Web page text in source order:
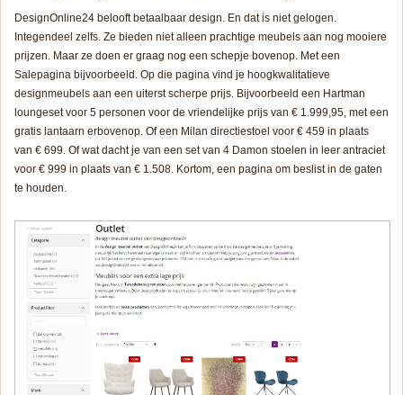
DesignOnline24 belooft betaalbaar design. En dat is niet gelogen.
Integendeel zelfs. Ze bieden niet alleen prachtige meubels aan nog mooiere
prijzen. Maar ze doen er graag nog een schepje bovenop. Met een
Salepagina bijvoorbeeld. Op die pagina vind je hoogkwalitatieve
designmeubels aan een uiterst scherpe prijs. Bijvoorbeeld een Hartman
loungeset voor 5 personen voor de vriendelijke prijs van € 1.999,95, met een
gratis lantaarn erbovenop. Of een Milan directiestoel voor € 459 in plaats
van € 699. Of wat dacht je van een set van 4 Damon stoelen in leer antraciet
voor € 999 in plaats van € 1.508. Kortom, een pagina om beslist in de gaten
te houden.